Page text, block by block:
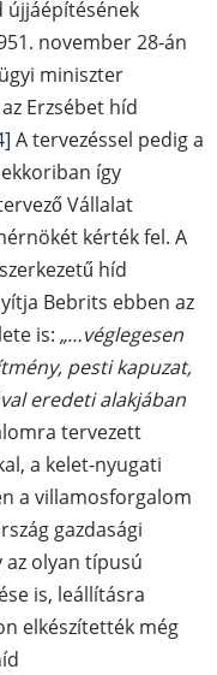
újjáépítésének
november 28-án
miniszter
Erzsébet híd
A tervezéssel pedig a
így
Vállalat
kérték fel. A
híd
Bebrits ebben az
is: „…véglegesen
pesti kapuzat,
eredeti alakjában
tervezett
a kelet-nyugati
a villamosforgalom
gazdasági
az olyan típusú
is, leállításra
elkészítették még